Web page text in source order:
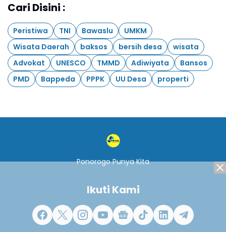
Cari Disini :
Peristiwa TNI Bawaslu
UMKM
Wisata Daerah
baksos bersih desa
wisata
Advokat
UNESCO TMMD Adiwiyata
Bansos
PMD
Bappeda PPPK UU Desa properti
Ponorogo Punya Kita
Ikuti Kami